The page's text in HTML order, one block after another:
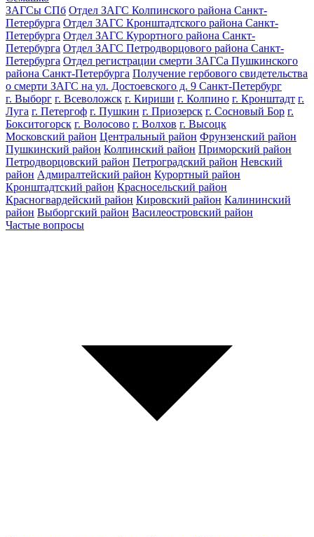
ЗАГСы СПб Отдел ЗАГС Колпинского района Санкт-
Петербурга Отдел ЗАГС Кронштадтского района Санкт-
Петербурга Отдел ЗАГС Курортного района Санкт-
Петербурга Отдел ЗАГС Петродворцового района Санкт-
Петербурга Отдел регистрации смерти ЗАГСа Пушкинского
района Санкт-Петербурга Получение гербового свидетельства
о смерти ЗАГС на ул. Достоевского д. 9 Санкт-Петербург
г. Выборг г. Всеволожск г. Кириши г. Колпино г. Кронштадт г.
Луга г. Петергоф г. Пушкин г. Приозерск г. Сосновый Бор г.
Бокситогорск г. Волосово г. Волхов г. Высоцк
Московский район Центральный район Фрунзенский район
Пушкинский район Колпинский район Приморский район
Петродворцовский район Петроградский район Невский
район Адмиралтейский район Курортный район
Кронштадтский район Красносельский район
Красногвардейский район Кировский район Калининский
район Выборгский район Василеостровский район
Частые вопросы